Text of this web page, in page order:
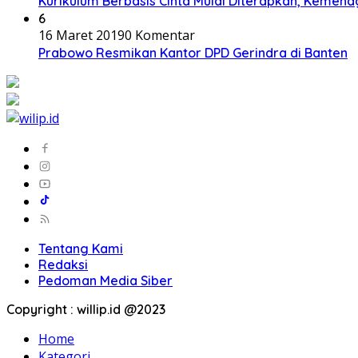
6
16 Maret 20190 Komentar
Prabowo Resmikan Kantor DPD Gerindra di Banten
Tentang Kami
Redaksi
Pedoman Media Siber
Copyright : willip.id @2023
Home